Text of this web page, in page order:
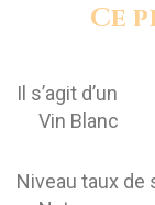
Ce
Il s’agit d’un
Vin Blanc
Niveau taux de